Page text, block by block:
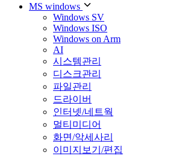
MS windows
Windows SV
Windows ISO
Windows on Arm
AI
시스템관리
디스크관리
파일관리
드라이버
인터넷/네트웍
멀티미디어
화면/악세사리
이미지보기/편집